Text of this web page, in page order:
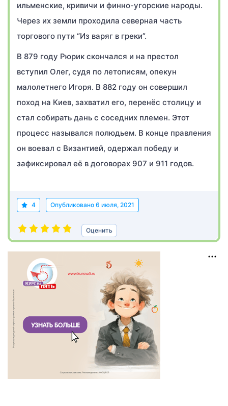
ильменские, кривичи и финно-угорские народы.
Через их земли проходила северная часть
торгового пути “Из варяг в греки”.
В 879 году Рюрик скончался и на престол
вступил Олег, судя по летописям, опекун
малолетнего Игоря. В 882 году он совершил
поход на Киев, захватил его, перенёс столицу и
стал собирать дань с соседних племен. Этот
процесс назывался полюдьем. В конце правления
он воевал с Византией, одержал победу и
зафиксировал её в договорах 907 и 911 годов.
4 Опубликовано 6 июля, 2021
Оценить